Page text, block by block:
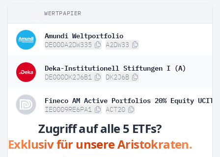
WERTPAPIER
Amundi Weltportfolio
DE000A2DW335 A2DW33
Deka-Institutionell Stiftungen I (A)
DE000DK2J6B1 DK2J6B
IE0009RE6PA1 ACT20
Zugriff auf alle 5 ETFs?
Exklusiv für unsere Aristokraten.